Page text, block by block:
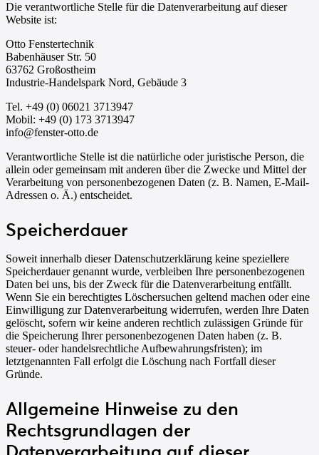
Die verantwortliche Stelle für die Datenverarbeitung auf dieser
Website ist:
Otto Fenstertechnik
Babenhäuser Str. 50
63762 Großostheim
Industrie-Handelspark Nord, Gebäude 3
Tel. +49 (0) 06021 3713947
Mobil: +49 (0) 173 3713947
info@fenster-otto.de
Verantwortliche Stelle ist die natürliche oder juristische Person, die
allein oder gemeinsam mit anderen über die Zwecke und Mittel der
Verarbeitung von personenbezogenen Daten (z. B. Namen, E-Mail-
Adressen o. Ä.) entscheidet.
Speicherdauer
Soweit innerhalb dieser Datenschutzerklärung keine speziellere
Speicherdauer genannt wurde, verbleiben Ihre personenbezogenen
Daten bei uns, bis der Zweck für die Datenverarbeitung entfällt.
Wenn Sie ein berechtigtes Löschersuchen geltend machen oder eine
Einwilligung zur Datenverarbeitung widerrufen, werden Ihre Daten
gelöscht, sofern wir keine anderen rechtlich zulässigen Gründe für
die Speicherung Ihrer personenbezogenen Daten haben (z. B.
steuer- oder handelsrechtliche Aufbewahrungsfristen); im
letztgenannten Fall erfolgt die Löschung nach Fortfall dieser
Gründe.
Allgemeine Hinweise zu den
Rechtsgrundlagen der